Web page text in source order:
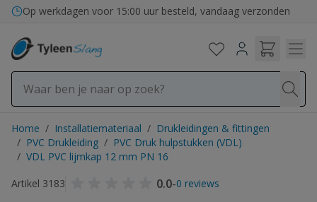
Ga naar de inhoud
Op werkdagen voor 15:00 uur besteld, vandaag verzonden
Home / Installatiemateriaal / Drukleidingen & fittingen
/ PVC Drukleiding / PVC Druk hulpstukken (VDL)
/ VDL PVC lijmkap 12 mm PN 16
Artikel 3183
0.0-0 reviews